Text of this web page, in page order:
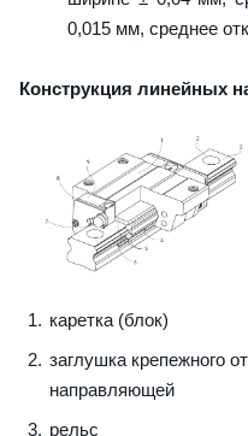
0,015 мм, среднее
Конструкция линейных
каретка (блок)
заглушка крепежного
направляющей
рельс